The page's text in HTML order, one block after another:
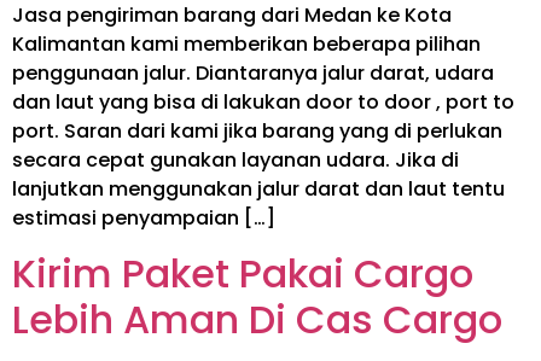
Jasa pengiriman barang dari Medan ke Kota
Kalimantan kami memberikan beberapa pilihan
penggunaan jalur. Diantaranya jalur darat, udara
dan laut yang bisa di lakukan door to door , port to
port. Saran dari kami jika barang yang di perlukan
secara cepat gunakan layanan udara. Jika di
lanjutkan menggunakan jalur darat dan laut tentu
estimasi penyampaian […]
Kirim Paket Pakai Cargo
Lebih Aman Di Cas Cargo